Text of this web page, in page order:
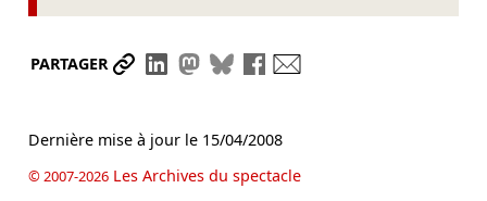
PARTAGER Partager le lien
Partager sur LinkedIn
Partager sur Mastodon
Partager sur Bluesky
Partager sur Facebook
Dernière mise à jour le 15/04/2008
© 2007-2026Les Archives du spectacle